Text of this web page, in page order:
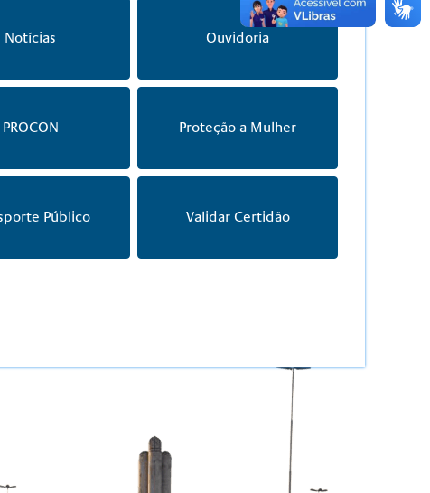
Notícias Ouvidoria
PROCON Proteção a Mulher
Público Validar Certidão